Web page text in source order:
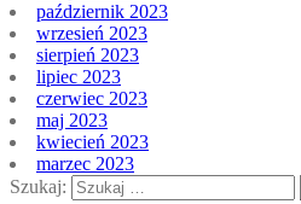
październik 2023
wrzesień 2023
sierpień 2023
lipiec 2023
czerwiec 2023
maj 2023
kwiecień 2023
marzec 2023
Szukaj: